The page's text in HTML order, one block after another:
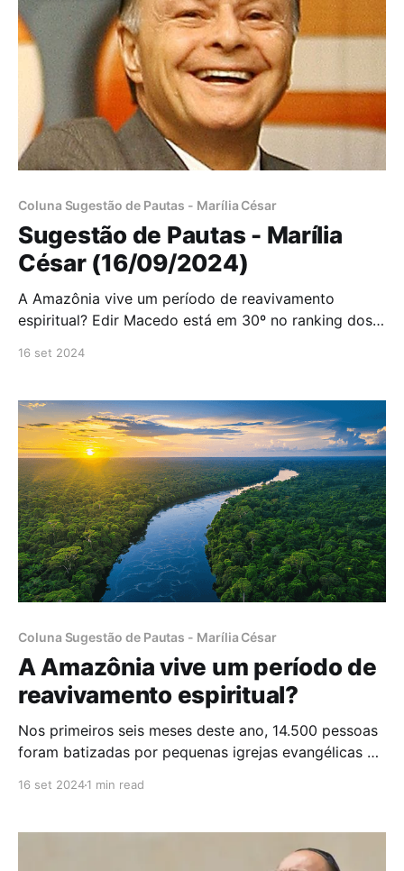
Coluna Sugestão de Pautas - Marília César
Sugestão de Pautas - Marília
César (16/09/2024)
A Amazônia vive um período de reavivamento
espiritual? Edir Macedo está em 30º no ranking dos
contatos com evangélicos
16 set 2024
Coluna Sugestão de Pautas - Marília César
A Amazônia vive um período de
reavivamento espiritual?
Nos primeiros seis meses deste ano, 14.500 pessoas
foram batizadas por pequenas igrejas evangélicas na
convertidos. Segundo Thomas, a Amazônia brasileira
16 set 20241 min read